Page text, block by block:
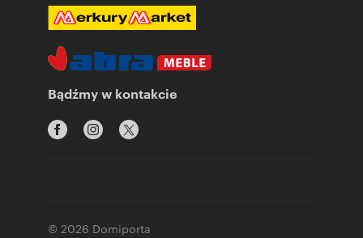
Bądźmy w kontakcie
© 2026 Domiporta